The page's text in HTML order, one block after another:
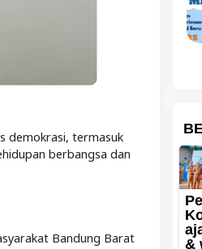
demokrasi, termasuk
berbangsa dan
Bandung Barat